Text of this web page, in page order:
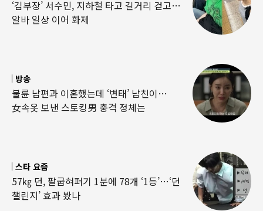
‘김부장’ 서수민, 지하철 타고 길거리 걷고…
알바 일상 이어 화제
방송
불륜 남편과 이혼했는데 ‘변태’ 남친이…
女속옷 보낸 스토킹男 충격 정체는
스타 요즘
57㎏ 던, 팔굽혀펴기 1분에 78개 ‘1등’…‘던
챌린지’ 효과 봤나